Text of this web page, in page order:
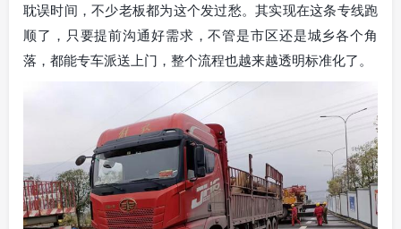
耽误时间，不少老板都为这个发过愁。其实现在这条专线跑
顺了，只要提前沟通好需求，不管是市区还是城乡各个角
落，都能专车派送上门，整个流程也越来越透明标准化了。